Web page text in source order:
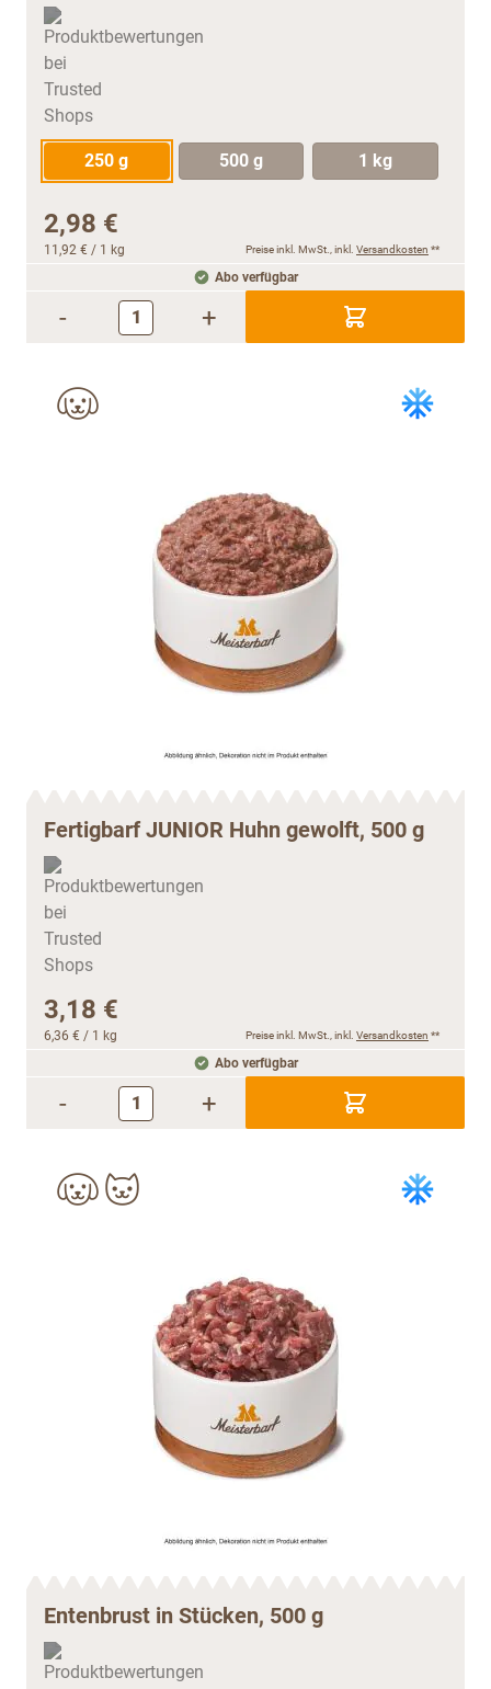
250 g 500 g 1 kg
2,98 €
11,92 € / 1 kg Preise inkl. MwSt., inkl. Versandkosten **
Abo verfügbar
- +
Fertigbarf JUNIOR Huhn gewolft, 500 g
3,18 €
6,36 € / 1 kg Preise inkl. MwSt., inkl. Versandkosten **
Abo verfügbar
- +
Entenbrust in Stücken, 500 g